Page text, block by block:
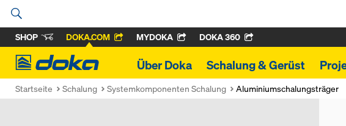
SHOP DOKA.COM MYDOKA DOKA 360
Doka
Über Doka Schalung & Gerüst
Startseite Schalung Systemkomponenten Schalung Aluminiumschalungsträger